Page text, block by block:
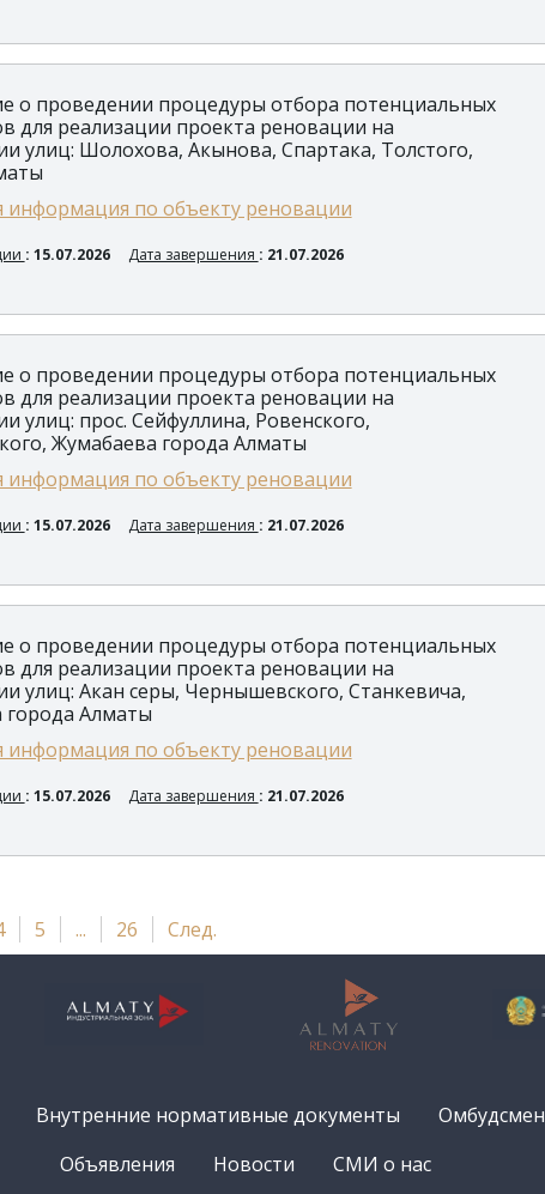
о проведении процедуры отбора потенциальных
для реализации проекта реновации на
улиц: Шолохова, Акынова, Спартака, Толстого,
информация по объекту реновации
: 15.07.2026 Дата завершения : 21.07.2026
о проведении процедуры отбора потенциальных
для реализации проекта реновации на
улиц: прос. Сейфуллина, Ровенского,
Жумабаева города Алматы
информация по объекту реновации
: 15.07.2026 Дата завершения : 21.07.2026
о проведении процедуры отбора потенциальных
для реализации проекта реновации на
улиц: Акан серы, Чернышевского, Станкевича,
города Алматы
информация по объекту реновации
: 15.07.2026 Дата завершения : 21.07.2026
5 ... 26 След.
Внутренние нормативные документы
Омбудсмен
Объявления
Новости
СМИ о нас